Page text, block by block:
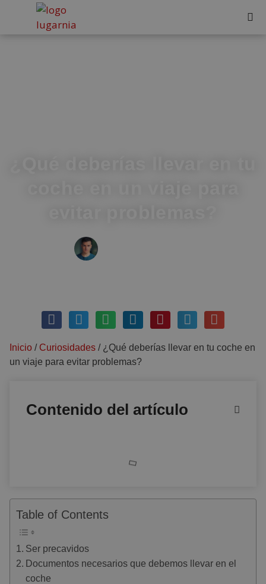
Inicio / Curiosidades / ¿Qué deberías llevar en tu coche en
un viaje para evitar problemas?
Contenido del artículo
Table of Contents
Ser precavidos
Documentos necesarios que debemos llevar en el
coche